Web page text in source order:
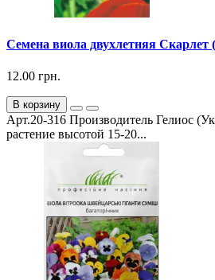
Семена виола двухлетняя Скарлет
12.00 грн.
В корзину
Арт.20-316 Производитель Гелиос
растение высотой 15-20...